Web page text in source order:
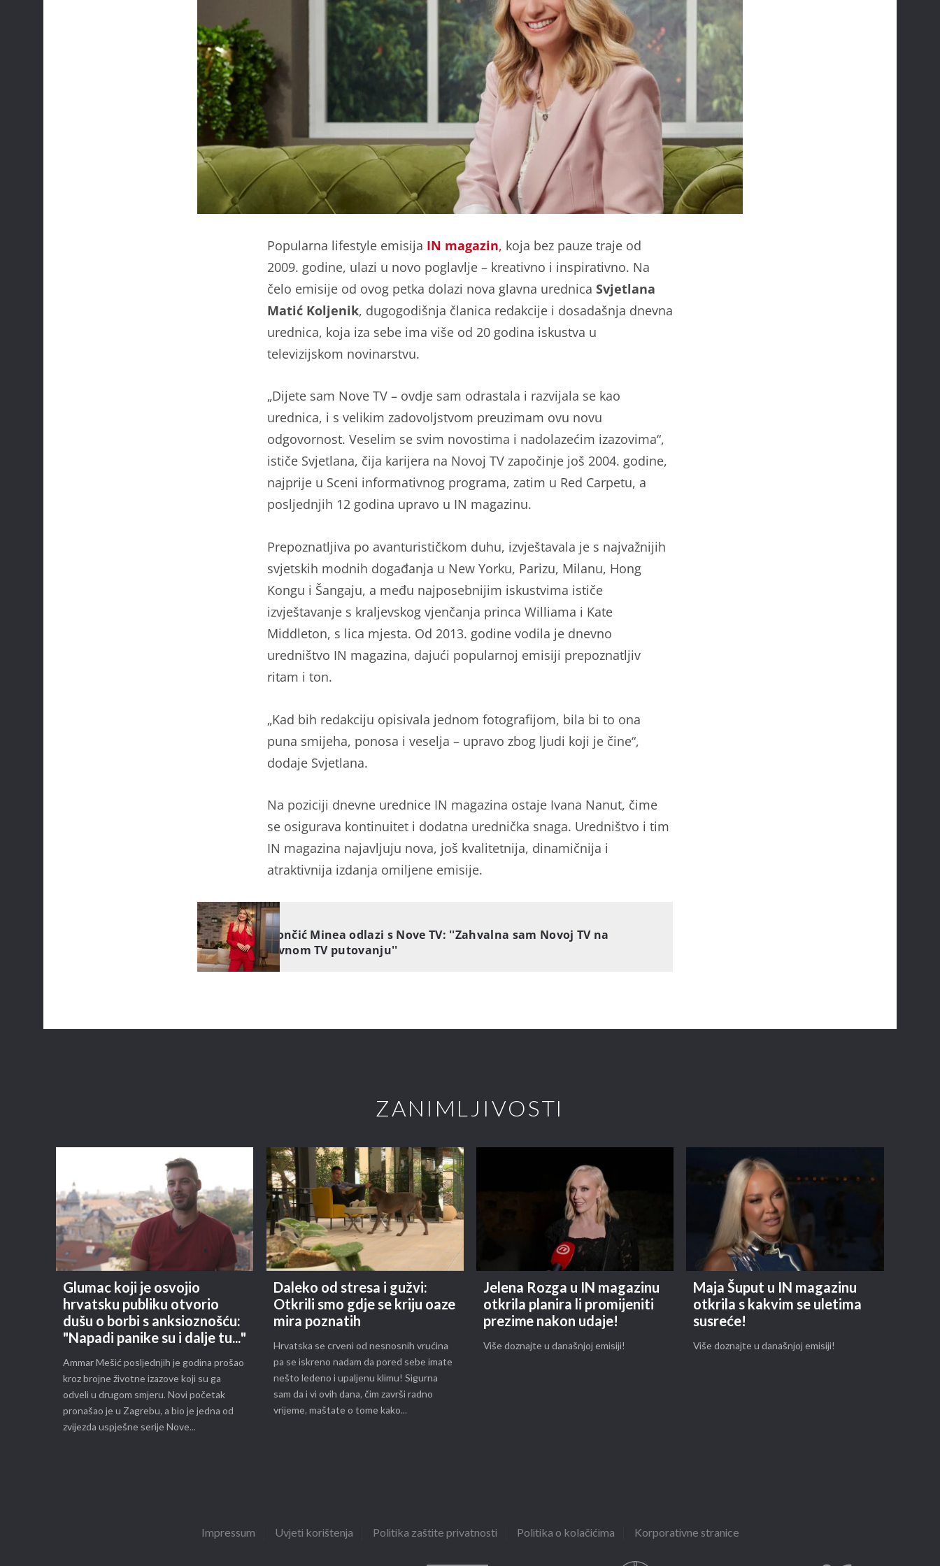
Popularna lifestyle emisija IN magazin, koja bez pauze traje od
2009. godine, ulazi u novo poglavlje – kreativno i inspirativno. Na
čelo emisije od ovog petka dolazi nova glavna urednica Svjetlana
Matić Koljenik, dugogodišnja članica redakcije i dosadašnja dnevna
urednica, koja iza sebe ima više od 20 godina iskustva u
televizijskom novinarstvu.
„Dijete sam Nove TV – ovdje sam odrastala i razvijala se kao
urednica, i s velikim zadovoljstvom preuzimam ovu novu
odgovornost. Veselim se svim novostima i nadolazećim izazovima“,
ističe Svjetlana, čija karijera na Novoj TV započinje još 2004. godine,
najprije u Sceni informativnog programa, zatim u Red Carpetu, a
posljednjih 12 godina upravo u IN magazinu.
Prepoznatljiva po avanturističkom duhu, izvještavala je s najvažnijih
svjetskih modnih događanja u New Yorku, Parizu, Milanu, Hong
Kongu i Šangaju, a među najposebnijim iskustvima ističe
izvještavanje s kraljevskog vjenčanja princa Williama i Kate
Middleton, s lica mjesta. Od 2013. godine vodila je dnevno
uredništvo IN magazina, dajući popularnoj emisiji prepoznatljiv
ritam i ton.
„Kad bih redakciju opisivala jednom fotografijom, bila bi to ona
puna smijeha, ponosa i veselja – upravo zbog ljudi koji je čine“,
dodaje Svjetlana.
Na poziciji dnevne urednice IN magazina ostaje Ivana Nanut, čime
se osigurava kontinuitet i dodatna urednička snaga. Uredništvo i tim
IN magazina najavljuju nova, još kvalitetnija, dinamičnija i
atraktivnija izdanja omiljene emisije.
IN MAGAZIN
Renata Končić Minea odlazi s Nove TV: ''Zahvalna sam Novoj TV na
nezaboravnom TV putovanju''
ZANIMLJIVOSTI
Glumac koji je osvojio
hrvatsku publiku otvorio
dušu o borbi s anksioznošću:
"Napadi panike su i dalje tu..."
Ammar Mešić posljednjih je godina prošao
kroz brojne životne izazove koji su ga
odveli u drugom smjeru. Novi početak
pronašao je u Zagrebu, a bio je jedna od
zvijezda uspješne serije Nove...
Daleko od stresa i gužvi:
Otkrili smo gdje se kriju oaze
mira poznatih
Hrvatska se crveni od nesnosnih vrućina
pa se iskreno nadam da pored sebe imate
nešto ledeno i upaljenu klimu! Sigurna
sam da i vi ovih dana, čim završi radno
vrijeme, maštate o tome kako...
Jelena Rozga u IN magazinu
otkrila planira li promijeniti
prezime nakon udaje!
Više doznajte u današnjoj emisiji!
Maja Šuput u IN magazinu
otkrila s kakvim se uletima
susreće!
Više doznajte u današnjoj emisiji!
Impressum Uvjeti korištenja Politika zaštite privatnosti Politika o kolačićima Korporativne stranice